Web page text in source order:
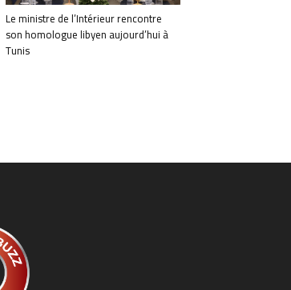
Le ministre de l’Intérieur rencontre
son homologue libyen aujourd’hui à
Tunis